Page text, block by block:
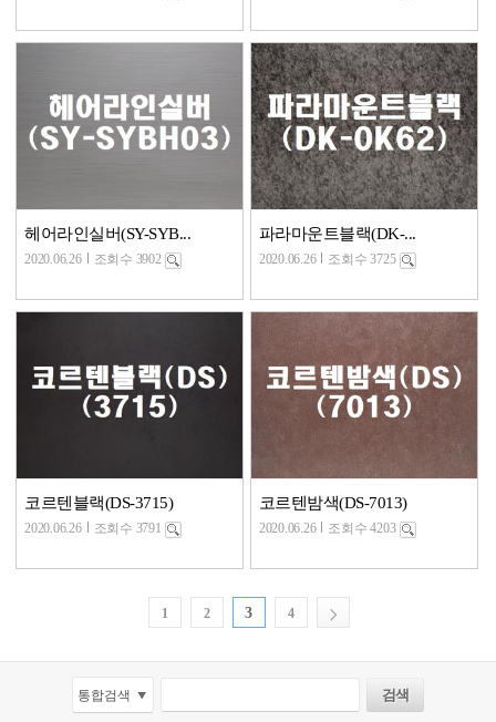
헤어라인실버(SY-SYB...
2020.06.26 조회수 3902
파라마운트블랙(DK-...
2020.06.26 조회수 3725
코르텐블랙(DS-3715)
2020.06.26 조회수 3791
코르텐밤색(DS-7013)
2020.06.26 조회수 4203
1 2 3 4